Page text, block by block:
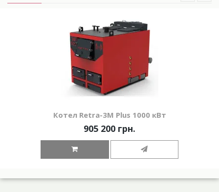
Котел Retra-3М Plus 1000 кВт
905 200 грн.